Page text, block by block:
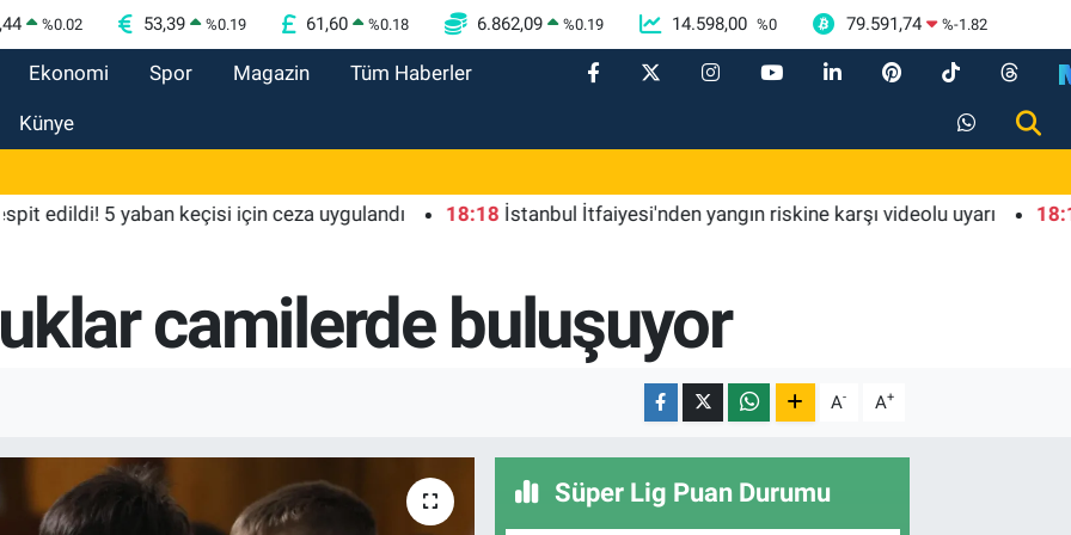
%0.02 53,39 %0.19 61,60 %0.18 6.862,09 %0.19 14.598,00 %0 79.591,74 %-1.82
Ekonomi Spor Magazin Tüm Haberler
Künye
5 yaban keçisi için ceza uygulandı 18:18 İstanbul İtfaiyesi'nden yangın riskine karşı videolu uyarı 18:14
camilerde buluşuyor
A- A+
Süper Lig Puan Durumu